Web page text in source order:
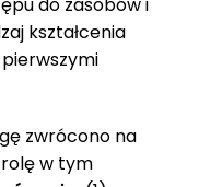
kształcenia
pierwszymi
zwrócono na
rolę w tym